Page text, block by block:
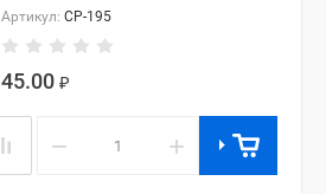
Артикул: CP-195
45.00 ₽
− +